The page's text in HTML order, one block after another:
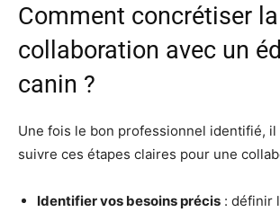
Comment concrétiser la
collaboration avec un
canin ?
Une fois le bon professionnel identifié, il
suivre ces étapes claires pour une
Identifier vos besoins précis : définir